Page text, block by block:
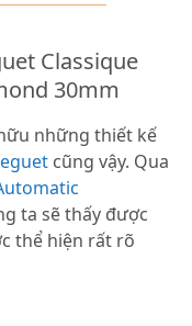
Classique
30mm
những thiết kế
cũng vậy. Qua
ta sẽ thấy được
thể hiện rất rõ